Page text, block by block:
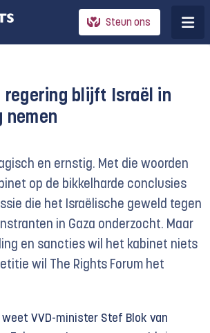
Steun ons
regering blijft Israël in
nemen
en ernstig. Met die woorden
op de bikkelharde conclusies
die het Israëlische geweld tegen
in Gaza onderzocht. Maar
en sancties wil het kabinet niets
wil The Rights Forum het
VVD-minister Stef Blok van